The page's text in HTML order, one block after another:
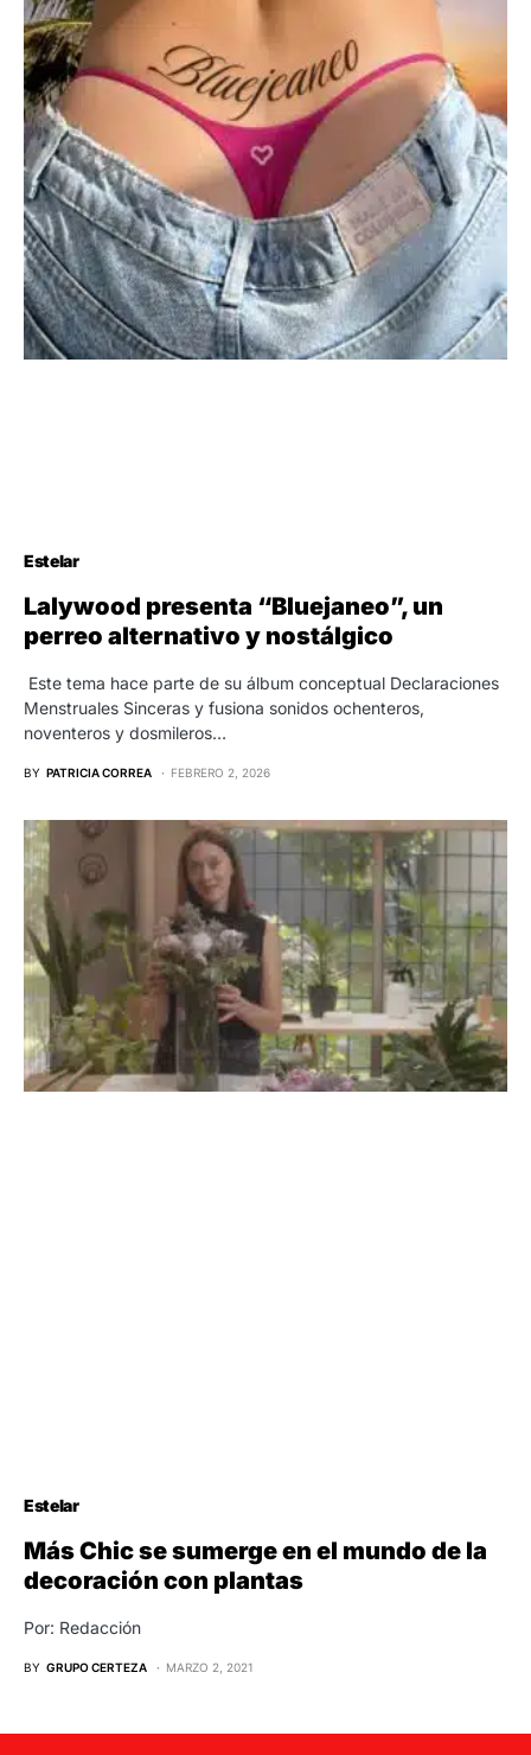
Estelar
Lalywood presenta “Bluejaneo”, un
perreo alternativo y nostálgico
Este tema hace parte de su álbum conceptual Declaraciones
Menstruales Sinceras y fusiona sonidos ochenteros,
noventeros y dosmileros…
BY PATRICIA CORREA FEBRERO 2, 2026
Estelar
Más Chic se sumerge en el mundo de la
decoración con plantas
Por: Redacción
BY GRUPO CERTEZA MARZO 2, 2021